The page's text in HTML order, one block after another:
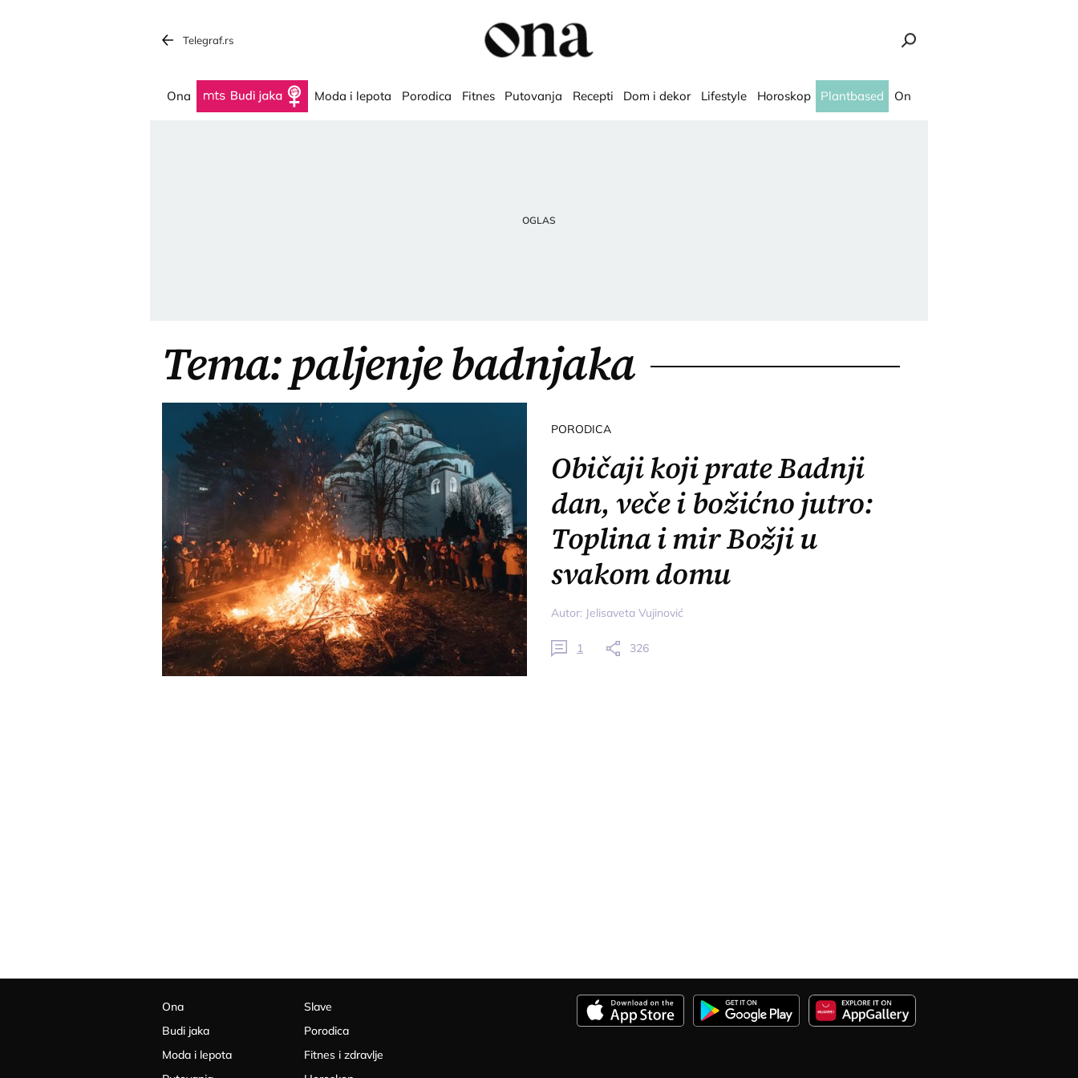
Telegraf.rs
Ona Budi jaka Moda i lepota Porodica Fitnes Putovanja Recepti Dom i dekor Lifestyle Horoskop Plantbased On
Tema: paljenje badnjaka
PORODICA
Običaji koji prate Badnji
dan, veče i božićno jutro:
Toplina i mir Božji u
svakom domu
Autor: Jelisaveta Vujinović
1 326
Ona
Budi jaka
Moda i lepota
Slave
Porodica
Fitnes i zdravlje